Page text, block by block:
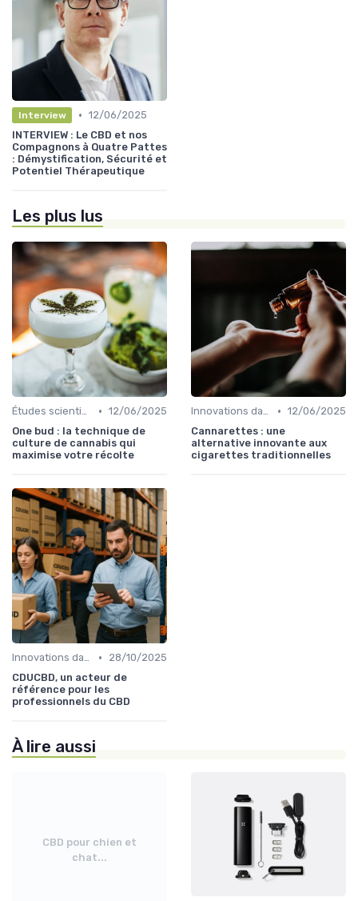
Interview • 12/06/2025
INTERVIEW : Le CBD et nos
Compagnons à Quatre Pattes
: Démystification, Sécurité et
Potentiel Thérapeutique
Les plus lus
Études scientifiques • 12/06/2025
One bud : la technique de
culture de cannabis qui
maximise votre récolte
Innovations dans le CBD • 12/06/2025
Cannarettes : une
alternative innovante aux
cigarettes traditionnelles
Innovations dans le CBD •
28/10/2025
CDUCBD, un acteur de
référence pour les
professionnels du CBD
À lire aussi
CBD pour chien et
chat...